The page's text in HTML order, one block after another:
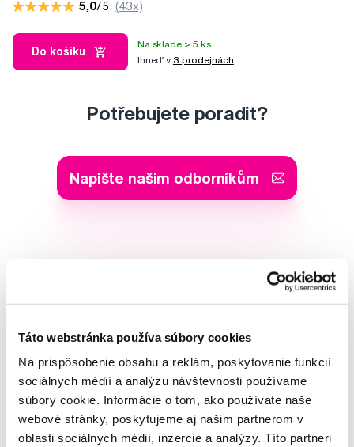
Táto webstránka používa súbory cookies
Na prispôsobenie obsahu a reklám, poskytovanie funkcií
sociálnych médií a analýzu návštevnosti používame
súbory cookie. Informácie o tom, ako používate naše
webové stránky, poskytujeme aj našim partnerom v
oblasti sociálnych médií, inzercie a analýzy. Títo partneri
5,0/5 (43x)
Do košíku
Na sklade > 5 ks
Ihneď v 3 prodejnách
Potřebujete poradit?
Napište našim odborníkům
Lucie Vokůrková
odborná konzultácia dentálnej
starostlivosti